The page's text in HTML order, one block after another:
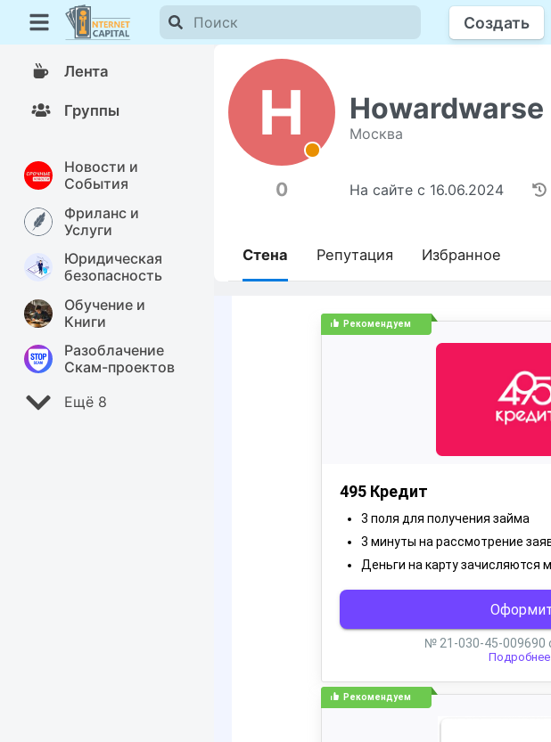
Создать
Лента
Группы
Новости и
События
Фриланс и
Услуги
Юридическая
безопасность
Обучение и
Книги
Разоблачение
Скам-проектов
Ещё 8
H Howardwarse
Москва
0 На сайте с 16.06.2024
Стена Репутация Избранное